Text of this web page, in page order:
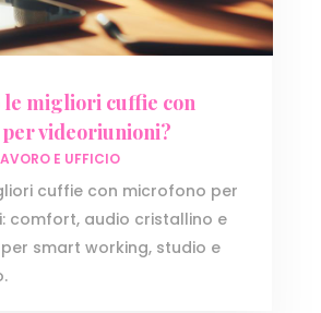
le migliori cuffie con
videoriunioni?
E UFFICIO
cuffie con microfono per
comfort, audio cristallino e
smart working, studio e